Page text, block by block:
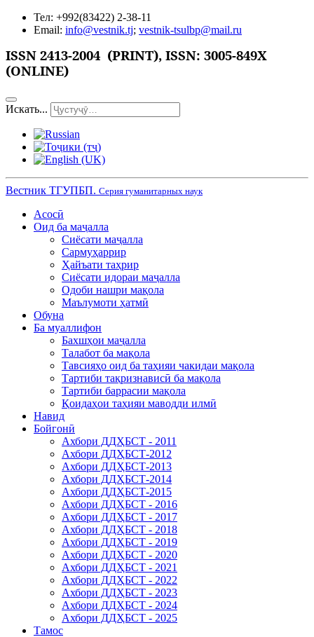
Тел: +992(83422) 2-38-11
Email: info@vestnik.tj; vestnik-tsulbp@mail.ru
ISSN 2413-2004 (PRINT), ISSN: 3005-849X
(ONLINE)
Искать...
Вестник ТГУПБП. Серия гуманитарных наук
Асосӣ
Оид ба маҷалла
Сиёсати маҷалла
Сармуҳаррир
Ҳайъати таҳрир
Сиёсати идораи маҷалла
Одоби нашри мақола
Маълумоти ҳатмӣ
Обуна
Ба муаллифон
Бахшҳои маҷалла
Талабот ба мақола
Тавсияҳо оид ба таҳияи чакидаи мақола
Тартиби тақризнависӣ ба мақола
Тартиби баррасии мақола
Қоидаҳои таҳияи маводди илмӣ
Навид
Бойгонӣ
Ахбори ДДҲБСТ - 2011
Ахбори ДДҲБСТ-2012
Ахбори ДДҲБСТ-2013
Ахбори ДДҲБСТ-2014
Ахбори ДДҲБСТ-2015
Ахбори ДДҲБСТ - 2016
Ахбори ДДҲБСТ - 2017
Ахбори ДДҲБСТ - 2018
Ахбори ДДҲБСТ - 2019
Ахбори ДДҲБСТ - 2020
Ахбори ДДҲБСТ - 2021
Ахбори ДДҲБСТ - 2022
Ахбори ДДҲБСТ - 2023
Ахбори ДДҲБСТ - 2024
Ахбори ДДҲБСТ - 2025
Тамос